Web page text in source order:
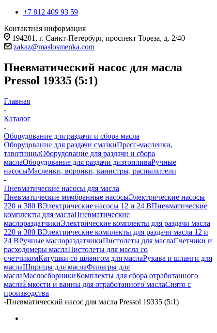
+7 812 409 93 59
Контактная информация
194201, г. Санкт-Петербург, проспект Тореза, д. 2/40
zakaz@maslosmenka.com
Пневматический насос для масла
Pressol 19335 (5:1)
Главная
-
Каталог
-
Оборудование для раздачи и сбора масла
Оборудование для раздачи смазкиПресс-масленки,
тавотницыОборудование для раздачи и сбора
маслаОборудование для раздачи дизтопливаРучные
насосыМасленки, воронки, канистры, распылители
-
Пневматические насосы для масла
Пневматические мембранные насосыЭлектрические насосы
220 и 380 ВЭлектрические насосы 12 и 24 ВПневматические
комплекты для маслаПневматические
маслораздатчикиЭлектрические комплекты для раздачи масла
220 и 380 ВЭлектрические комплекты для раздачи масла 12 и
24 ВРучные маслораздатчикиПистолеты для маслаСчетчики и
расходомеры маслаПистолеты для масла со
счетчикомКатушки со шлангом для маслаРукава и шланги для
маслаШприцы для маслаФильтры для
маслаМаслосборникиКомплекты для сбора отработанного
маслаЁмкости и ванны для отработанного маслаСнято с
производства
-Пневматический насос для масла Pressol 19335 (5:1)